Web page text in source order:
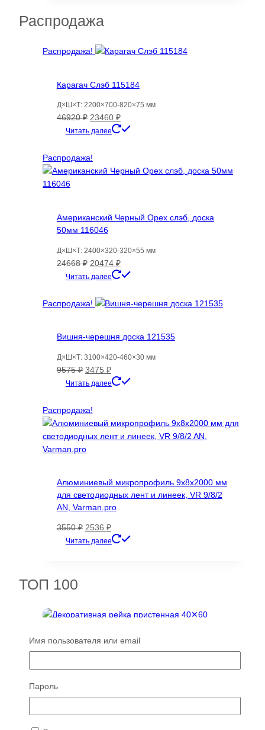
Распродажа
Распродажа!
Карагач Слэб 115184
Д×Ш×Т: 2200×700-820×75 мм
46920₽ Первоначальная
цена
46920 ₽.
23460 ₽Текущая
цена:
Читать далее
Распродажа!
Американский Черный Орех слэб, доска
50мм 116046
Д×Ш×Т: 2400×320-320×55 мм
24668₽ Первоначальная
цена
24668 ₽.
20474 ₽Текущая
цена:
Читать далее
Распродажа!
Вишня-черешня доска 121535
Д×Ш×Т: 3100×420-460×30 мм
9575₽ Первоначальная
цена
9575 ₽.
3475 ₽Текущая
цена:
Читать далее
Распродажа!
Алюминиевый микропрофиль 9х8х2000 мм
для светодиодных лент и линеек, VR 9/8/2
AN, Varman.pro
3550₽ Первоначальная
цена
2536 ₽Текущая
цена:
Читать далее
ТОП 100
Имя пользователя или email
Пароль